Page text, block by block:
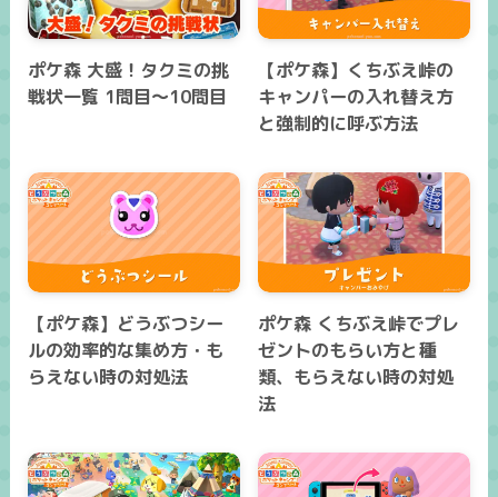
ポケ森 大盛！タクミの挑
戦状一覧 1問目～10問目
【ポケ森】くちぶえ峠の
キャンパーの入れ替え方
と強制的に呼ぶ方法
【ポケ森】どうぶつシー
ルの効率的な集め方・も
らえない時の対処法
ポケ森 くちぶえ峠でプレ
ゼントのもらい方と種
類、もらえない時の対処
法